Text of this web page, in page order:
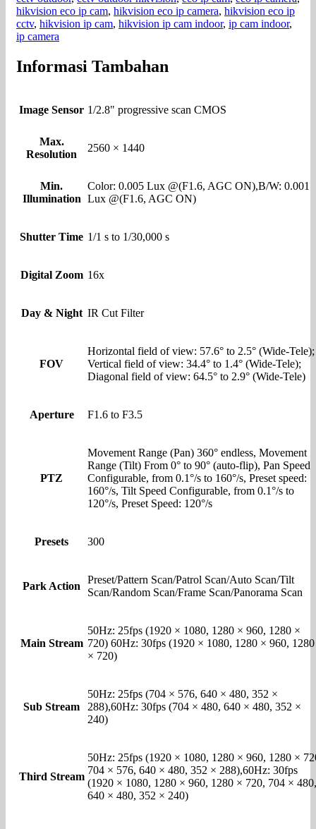
hikvision eco ip cam, hikvision eco ip camera, hikvision eco ip
cctv, hikvision ip cam, hikvision ip cam indoor, ip cam indoor,
ip camera
Informasi Tambahan
Image Sensor 1/2.8" progressive scan CMOS
Max.
Resolution
2560 × 1440
Min.
Illumination
Color: 0.005 Lux @(F1.6, AGC ON),B/W: 0.001
Lux @(F1.6, AGC ON)
Shutter Time 1/1 s to 1/30,000 s
Digital Zoom 16x
Day & Night IR Cut Filter
FOV
Horizontal field of view: 57.6° to 2.5° (Wide-Tele);
Vertical field of view: 34.4° to 1.4° (Wide-Tele);
Diagonal field of view: 64.5° to 2.9° (Wide-Tele)
Aperture F1.6 to F3.5
PTZ
Movement Range (Pan) 360° endless, Movement
Range (Tilt) From 0° to 90° (auto-flip), Pan Speed
Configurable, from 0.1°/s to 160°/s, Preset speed:
160°/s, Tilt Speed Configurable, from 0.1°/s to
120°/s, Preset Speed: 120°/s
Presets 300
Park Action
Preset/Pattern Scan/Patrol Scan/Auto Scan/Tilt
Scan/Random Scan/Frame Scan/Panorama Scan
Main Stream
50Hz: 25fps (1920 × 1080, 1280 × 960, 1280 ×
720) 60Hz: 30fps (1920 × 1080, 1280 × 960, 1280
× 720)
Sub Stream
50Hz: 25fps (704 × 576, 640 × 480, 352 ×
288),60Hz: 30fps (704 × 480, 640 × 480, 352 ×
240)
Third Stream
50Hz: 25fps (1920 × 1080, 1280 × 960, 1280 ×
704 × 576, 640 × 480, 352 × 288),60Hz: 30fps
(1920 × 1080, 1280 × 960, 1280 × 720, 704 × 480,
640 × 480, 352 × 240)